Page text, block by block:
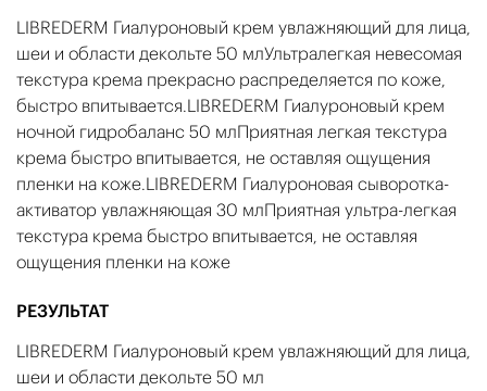
LIBREDERM Гиалуроновый крем увлажняющий для лица,
шеи и области декольте 50 млУльтралегкая невесомая
текстура крема прекрасно распределяется по коже,
быстро впитывается.LIBREDERM Гиалуроновый крем
ночной гидробаланс 50 млПриятная легкая текстура
крема быстро впитывается, не оставляя ощущения
пленки на коже.LIBREDERM Гиалуроновая сыворотка-
активатор увлажняющая 30 млПриятная ультра-легкая
текстура крема быстро впитывается, не оставляя
ощущения пленки на коже
РЕЗУЛЬТАТ
LIBREDERM Гиалуроновый крем увлажняющий для лица,
шеи и области декольте 50 мл